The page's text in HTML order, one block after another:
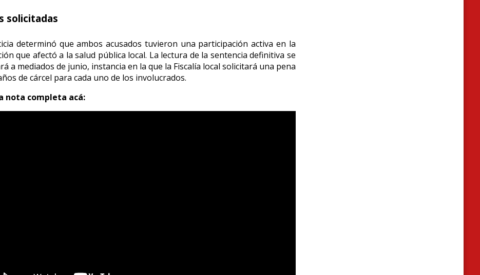
solicitadas
determinó que ambos acusados tuvieron una participación activa en la
que afectó a la salud pública local. La lectura de la sentencia definitiva se
a mediados de junio, instancia en la que la Fiscalía local solicitará una pena
de cárcel para cada uno de los involucrados.
nota completa acá: